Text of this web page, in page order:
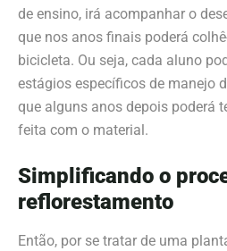
de ensino, irá acompanhar o
que nos anos finais poderá
bicicleta. Ou seja, cada aluno
estágios específicos de manejo
que alguns anos depois poderá
feita com o material.
Simplificando o
reflorestamento
Então, por se tratar de uma